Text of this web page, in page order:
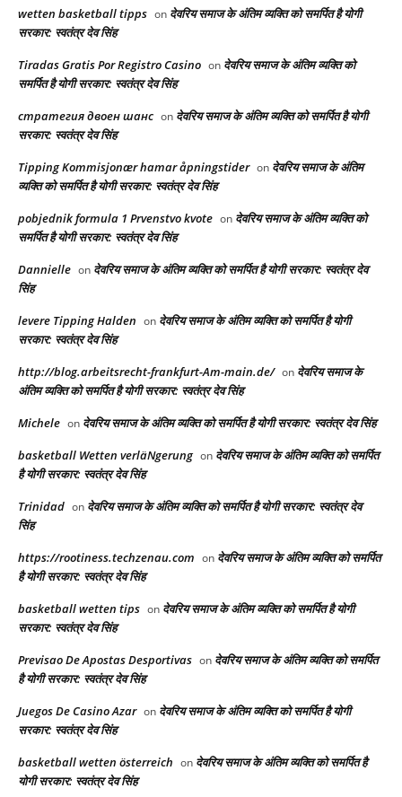
wetten basketball tipps on देवरिय समाज के अंतिम व्यक्ति को समर्पित है योगी
सरकार: स्वतंत्र देव सिंह
Tiradas Gratis Por Registro Casino on देवरिय समाज के अंतिम व्यक्ति को
समर्पित है योगी सरकार: स्वतंत्र देव सिंह
стратегия двоен шанс on देवरिय समाज के अंतिम व्यक्ति को समर्पित है योगी
सरकार: स्वतंत्र देव सिंह
Tipping Kommisjonær hamar åpningstider on देवरिय समाज के अंतिम
व्यक्ति को समर्पित है योगी सरकार: स्वतंत्र देव सिंह
pobjednik formula 1 Prvenstvo kvote on देवरिय समाज के अंतिम व्यक्ति को
समर्पित है योगी सरकार: स्वतंत्र देव सिंह
Dannielle on देवरिय समाज के अंतिम व्यक्ति को समर्पित है योगी सरकार: स्वतंत्र देव
सिंह
levere Tipping Halden on देवरिय समाज के अंतिम व्यक्ति को समर्पित है योगी
सरकार: स्वतंत्र देव सिंह
http://blog.arbeitsrecht-frankfurt-Am-main.de/ on देवरिय समाज के
अंतिम व्यक्ति को समर्पित है योगी सरकार: स्वतंत्र देव सिंह
Michele on देवरिय समाज के अंतिम व्यक्ति को समर्पित है योगी सरकार: स्वतंत्र देव सिंह
basketball Wetten verläNgerung on देवरिय समाज के अंतिम व्यक्ति को समर्पित
है योगी सरकार: स्वतंत्र देव सिंह
Trinidad on देवरिय समाज के अंतिम व्यक्ति को समर्पित है योगी सरकार: स्वतंत्र देव
सिंह
https://rootiness.techzenau.com on देवरिय समाज के अंतिम व्यक्ति को समर्पित
है योगी सरकार: स्वतंत्र देव सिंह
basketball wetten tips on देवरिय समाज के अंतिम व्यक्ति को समर्पित है योगी
सरकार: स्वतंत्र देव सिंह
Previsao De Apostas Desportivas on देवरिय समाज के अंतिम व्यक्ति को समर्पित
है योगी सरकार: स्वतंत्र देव सिंह
Juegos De Casino Azar on देवरिय समाज के अंतिम व्यक्ति को समर्पित है योगी
सरकार: स्वतंत्र देव सिंह
basketball wetten österreich on देवरिय समाज के अंतिम व्यक्ति को समर्पित है
योगी सरकार: स्वतंत्र देव सिंह